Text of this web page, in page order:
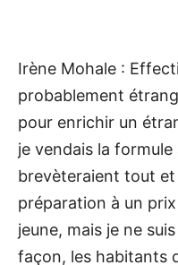
Irène Mohale :
probablement
pour enrichir un
je vendais la formule
brevèteraient tout
préparation à un
jeune, mais je ne
façon, les habitants